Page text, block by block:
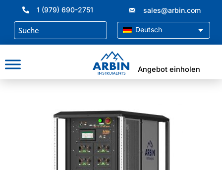
springen
1 (979) 690-2751 sales@arbin.com
Deutsch
Angebot einholen